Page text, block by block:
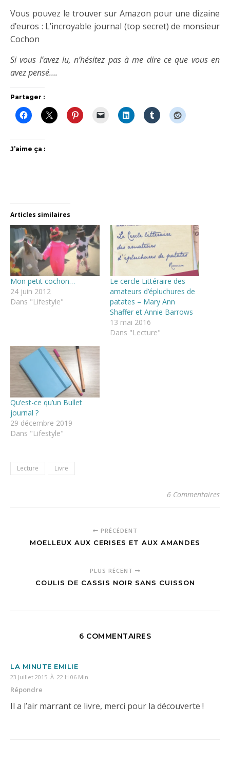
Vous pouvez le trouver sur Amazon pour une dizaine
d’euros : L’incroyable journal (top secret) de monsieur
Cochon
Si vous l’avez lu, n’hésitez pas à me dire ce que vous en
avez pensé….
Partager :
J’aime ça :
Articles similaires
Mon petit cochon…
24 juin 2012
Dans "Lifestyle"
Le cercle Littéraire des
amateurs d’épluchures de
patates – Mary Ann
Shaffer et Annie Barrows
13 mai 2016
Dans "Lecture"
Qu’est-ce qu’un Bullet
journal ?
29 décembre 2019
Dans "Lifestyle"
Lecture Livre
6 Commentaires
PRÉCÉDENT
MOELLEUX AUX CERISES ET AUX AMANDES
PLUS RÉCENT
COULIS DE CASSIS NOIR SANS CUISSON
6 COMMENTAIRES
LA MINUTE EMILIE
23 Juillet 2015 À 22 H 06 Min
Répondre
Il a l’air marrant ce livre, merci pour la découverte !